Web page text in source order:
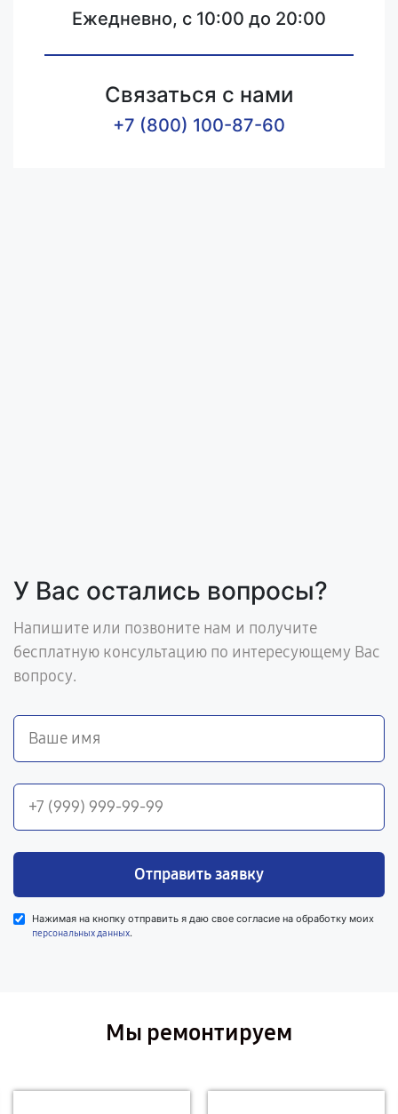
Ежедневно, с 10:00 до 20:00
Связаться с нами
+7 (800) 100-87-60
У Вас остались вопросы?
Напишите или позвоните нам и получите
бесплатную консультацию по интересующему Вас
вопросу.
Отправить заявку
Нажимая на кнопку отправить я даю свое согласие на обработку моих
персональных данных.
Мы ремонтируем